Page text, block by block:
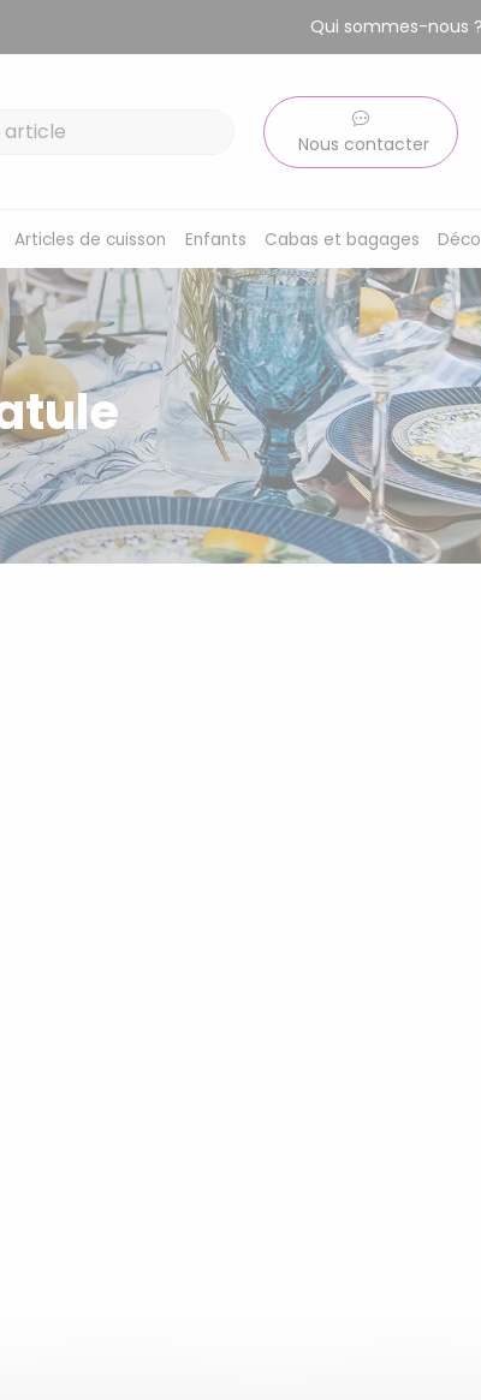
Qui sommes-nous ?
Nous contacter
Articles de cuisson Enfants Cabas et bagages